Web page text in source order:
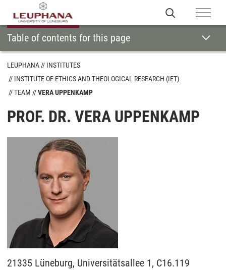
Table of contents for this page
LEUPHANA
INSTITUTES
INSTITUTE OF ETHICS AND THEOLOGICAL RESEARCH (IET)
TEAM
VERA UPPENKAMP
PROF. DR. VERA UPPENKAMP
21335 Lüneburg, Universitätsallee 1, C16.119